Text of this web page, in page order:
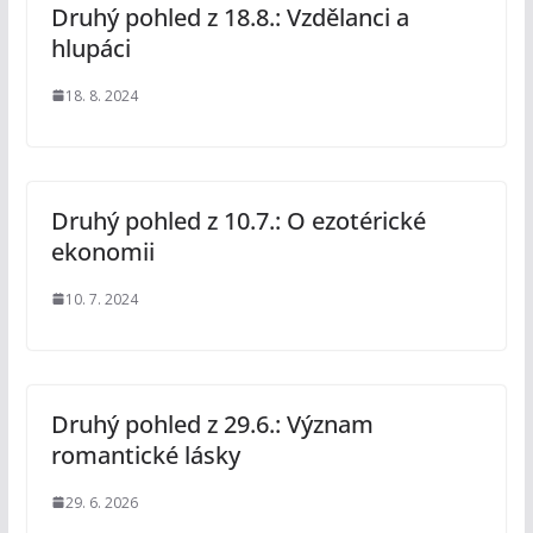
Druhý pohled z 18.8.: Vzdělanci a
hlupáci
18. 8. 2024
Druhý pohled z 10.7.: O ezotérické
ekonomii
10. 7. 2024
Druhý pohled z 29.6.: Význam
romantické lásky
29. 6. 2026